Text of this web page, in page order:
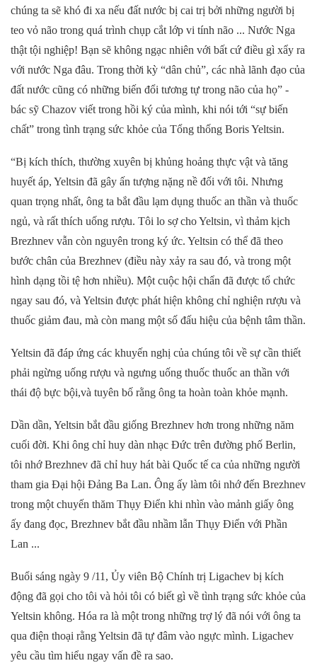
chúng ta sẽ khó đi xa nếu đất nước bị cai trị bởi những người bị
teo vỏ não trong quá trình chụp cắt lớp vi tính não ... Nước Nga
thậttội nghiệp! Bạn sẽ không ngạc nhiên với bất cứ điều gì xẩy ra
với nước Nga đâu. Trong thời kỳ “dân chủ”, các nhà lãnh đạo của
đất nước cũng có những biến đổi tương tự trong não của họ” -
bác sỹ Chazov viết trong hồi ký của mình, khi nói tới “sự biến
chất” trong tình trạng sức khỏe của Tổng thống Boris Yeltsin.
“Bị kích thích, thường xuyên bị khủng hoảng thực vật và tăng
huyết áp, Yeltsin đã gây ấn tượng nặng nề đối với tôi. Nhưng
quan trọng nhất, ông ta bắt đầu lạm dụng thuốc an thần và thuốc
ngủ, và rất thích uống rượu. Tôi lo sợ cho Yeltsin, vì thảm kịch
Brezhnev vẫn còn nguyên trong ký ức. Yeltsin có thể đã theo
bước chân của Brezhnev (điều này xảy ra sau đó, và trong một
hình dạng tồi tệ hơn nhiều). Một cuộc hội chẩn đã được tổ chức
ngay sau đó, vàYeltsin được phát hiện không chỉ nghiện rượu và
thuốc giảm đau, mà còn mang một số đấu hiệu của bệnh tâm thần.
Yeltsin đã đáp ứng các khuyến nghị của chúng tôi về sự cần thiết
phải ngừng uống rượu và ngưng uống thuốc thuốc an thần với
thái độ bực bội,và tuyên bố rằng ông ta hoàn toàn khỏe mạnh.
Dần dần, Yeltsin bắt đầu giống Brezhnev hơn trong những năm
cuối đời. Khi ông chỉ huy dàn nhạc Đức trên đường phố Berlin,
tôi nhớ Brezhnev đã chỉ huy hátbài Quốc tế ca của những người
tham gia Đại hội Đảng Ba Lan. Ông ấy làm tôi nhớ đến Brezhnev
trong một chuyến thăm Thụy Điển khi nhìn vào mảnh giấy ông
ấy đang đọc, Brezhnev bắt đầu nhầm lẫn Thụy Điển với Phần
Lan ...
Buổi sáng ngày 9 /11, Ủy viên Bộ Chính trị Ligachev bị kích
động đã gọi cho tôi và hỏi tôi có biết gì về tình trạng sức khỏe của
Yeltsin không. Hóa ra là một trong những trợ lý đã nói với ông ta
qua điện thoại rằng Yeltsin đã tự đâm vào ngực mình. Ligachev
yêu cầu tìm hiểu ngay vấn đề ra sao.